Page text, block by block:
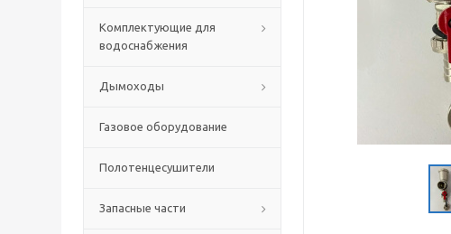
Комплектующие для
водоснабжения
Дымоходы
Газовое оборудование
Полотенцесушители
Запасные части